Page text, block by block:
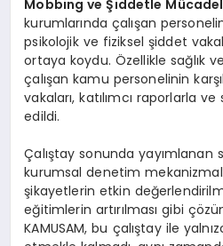
Mobbing ve Şiddetle
kurumlarında çalışan personelin
psikolojik ve fiziksel şiddet
ortaya koydu. Özellikle sağlık
çalışan kamu personelinin
vakaları, katılımcı raporlarla
edildi.
Çalıştay sonunda yayımlanan
kurumsal denetim
şikayetlerin etkin
eğitimlerin artırılması gibi
KAMUSAM, bu çalıştay ile